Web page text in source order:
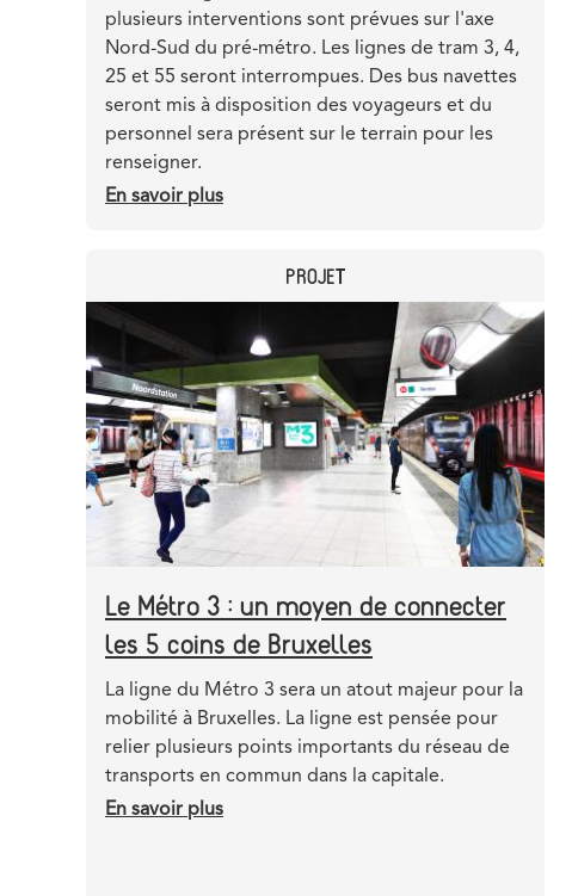
plusieurs interventions sont prévues sur l'axe
Nord-Sud du pré-métro. Les lignes de tram 3, 4,
25 et 55 seront interrompues. Des bus navettes
seront mis à disposition des voyageurs et du
personnel sera présent sur le terrain pour les
renseigner.
En savoir plus
pendant
3
jours
PROJET
Header
Image
Le Métro 3 : un moyen de connecter
les 5 coins de Bruxelles
Teaser
La ligne du Métro 3 sera un atout majeur pour la
mobilité à Bruxelles. La ligne est pensée pour
relier plusieurs points importants du réseau de
transports en commun dans la capitale.
En savoir plus